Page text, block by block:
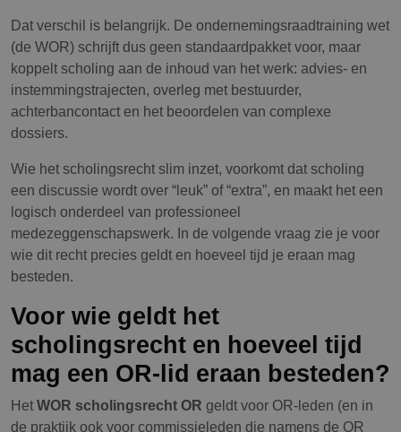
Dat verschil is belangrijk. De ondernemingsraadtraining wet
(de WOR) schrijft dus geen standaardpakket voor, maar
koppelt scholing aan de inhoud van het werk: advies- en
instemmingstrajecten, overleg met bestuurder,
achterbancontact en het beoordelen van complexe
dossiers.
Wie het scholingsrecht slim inzet, voorkomt dat scholing
een discussie wordt over “leuk” of “extra”, en maakt het een
logisch onderdeel van professioneel
medezeggenschapswerk. In de volgende vraag zie je voor
wie dit recht precies geldt en hoeveel tijd je eraan mag
besteden.
Voor wie geldt het
scholingsrecht en hoeveel tijd
mag een OR-lid eraan besteden?
HetWOR scholingsrecht OR geldt voor OR-leden (en in
de praktijk ook voor commissieleden die namens de OR